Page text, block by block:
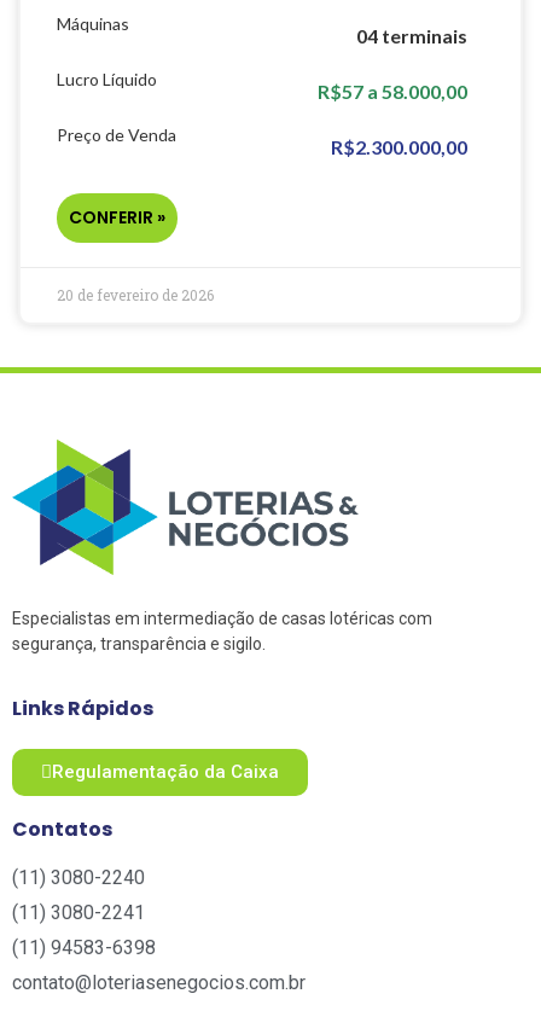
Máquinas
04 terminais
Lucro Líquido
R$57 a 58.000,00
Preço de Venda
R$2.300.000,00
CONFERIR »
20 de fevereiro de 2026
Especialistas em intermediação de casas lotéricas com
segurança, transparência e sigilo.
Links Rápidos
Regulamentação da Caixa
Contatos
(11) 3080-2240​
(11) 3080-2241​
(11) 94583-6398
contato@loteriasenegocios.com.br​